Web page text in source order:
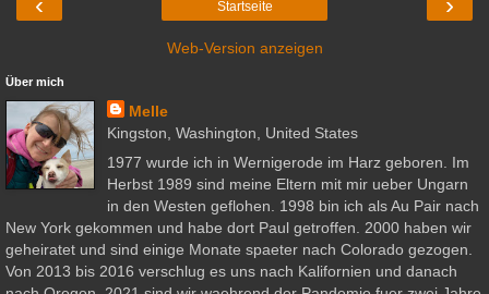
Startseite
Web-Version anzeigen
Über mich
Melle
Kingston, Washington, United States
1977 wurde ich in Wernigerode im Harz geboren. Im
Herbst 1989 sind meine Eltern mit mir ueber Ungarn
in den Westen geflohen. 1998 bin ich als Au Pair nach
New York gekommen und habe dort Paul getroffen. 2000 haben wir
geheiratet und sind einige Monate spaeter nach Colorado gezogen.
Von 2013 bis 2016 verschlug es uns nach Kalifornien und danach